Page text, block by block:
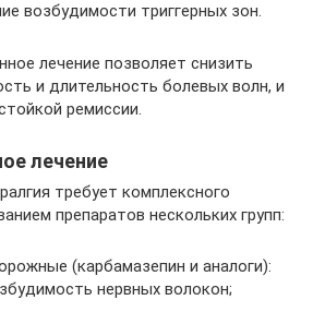
возбудимости триггерных зон.
лечение позволяет снизить
и длительность болевых волн, и
ремиссии.
лечение
требует комплексного
препаратов нескольких групп:
(карбамазепин и аналоги):
нервных волокон;